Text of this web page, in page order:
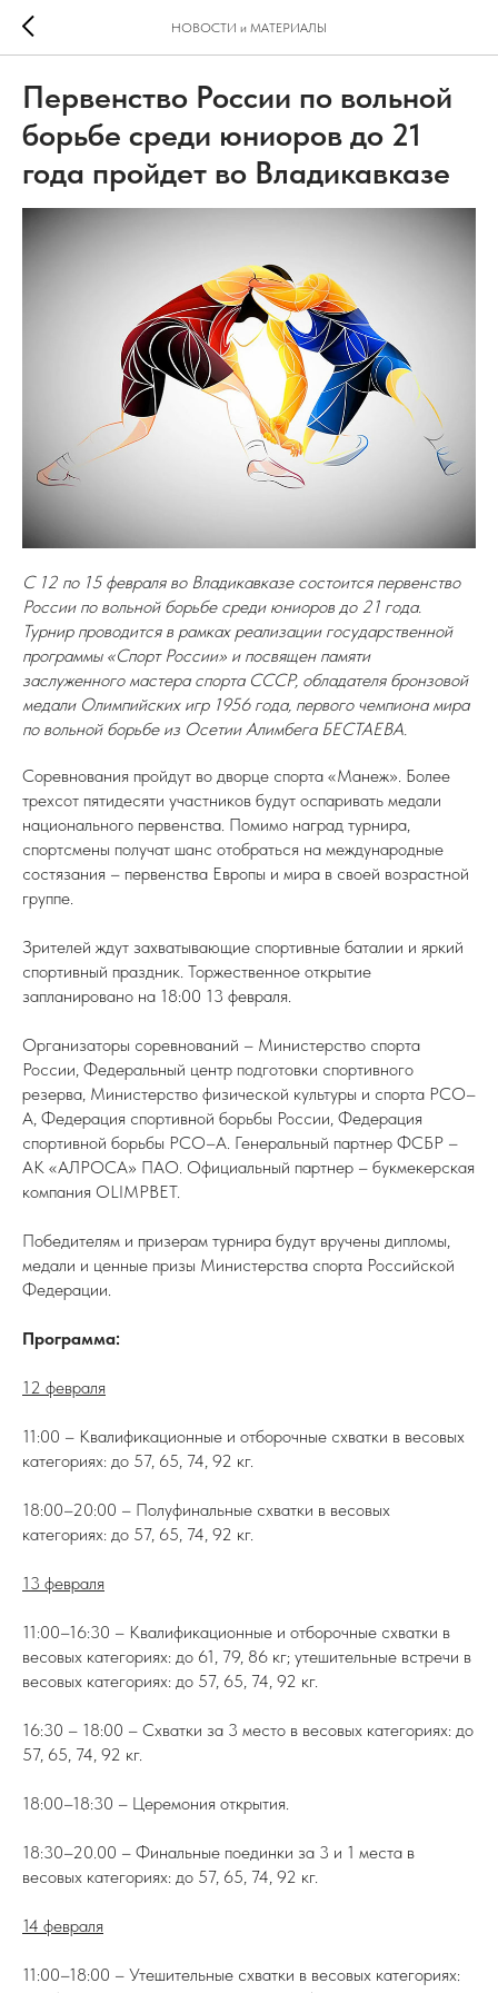
НОВОСТИ и МАТЕРИАЛЫ
Первенство России по вольной
борьбе среди юниоров до 21
года пройдет во Владикавказе
С 12 по 15 февраля во Владикавказе состоится первенство
России по вольной борьбе среди юниоров до 21 года.
Турнир проводится в рамках реализации государственной
программы «Спорт России» и посвящен памяти
заслуженного мастера спорта СССР, обладателя бронзовой
медали Олимпийских игр 1956 года, первого чемпиона мира
по вольной борьбе из Осетии Алимбега БЕСТАЕВА.
Соревнования пройдут во дворце спорта «Манеж». Более
трехсот пятидесяти участников будут оспаривать медали
национального первенства. Помимо наград турнира,
спортсмены получат шанс отобраться на международные
состязания – первенства Европы и мира в своей возрастной
группе.
Зрителей ждут захватывающие спортивные баталии и яркий
спортивный праздник. Торжественное открытие
запланировано на 18:00 13 февраля.
Организаторы соревнований – Министерство спорта
России, Федеральный центр подготовки спортивного
резерва, Министерство физической культуры и спорта РСО–
А, Федерация спортивной борьбы России, Федерация
спортивной борьбы РСО–А. Генеральный партнер ФСБР –
АК «АЛРОСА» ПАО. Официальный партнер – букмекерская
компания OLIMPBET.
Победителям и призерам турнира будут вручены дипломы,
медали и ценные призы Министерства спорта Российской
Федерации.
Программа:
12 февраля
11:00 – Квалификационные и отборочные схватки в весовых
категориях: до 57, 65, 74, 92 кг.
18:00–20:00 – Полуфинальные схватки в весовых
категориях: до 57, 65, 74, 92 кг.
13 февраля
11:00–16:30 – Квалификационные и отборочные схватки в
весовых категориях: до 61, 79, 86 кг; утешительные встречи в
весовых категориях: до 57, 65, 74, 92 кг.
16:30 – 18:00 – Схватки за 3 место в весовых категориях: до
57, 65, 74, 92 кг.
18:00–18:30 – Церемония открытия.
18:30–20.00 – Финальные поединки за 3 и 1 места в
весовых категориях: до 57, 65, 74, 92 кг.
14 февраля
11:00–18:00 – Утешительные схватки в весовых категориях: